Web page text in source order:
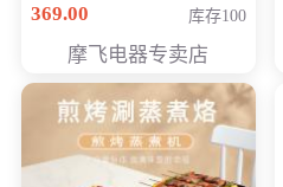
369.00
库存100
摩飞电器专卖店